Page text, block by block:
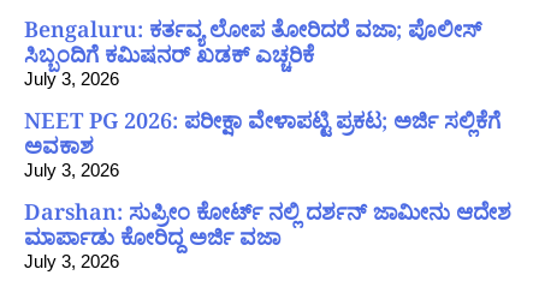
Bengaluru: ಕರ್ತವ್ಯ ಲೋಪ ತೋರಿದರೆ ವಜಾ; ಪೊಲೀಸ್
ಸಿಬ್ಬಂದಿಗೆ ಕಮಿಷನರ್ ಖಡಕ್ ಎಚ್ಚರಿಕೆ
July 3, 2026
NEET PG 2026: ಪರೀಕ್ಷಾ ವೇಳಾಪಟ್ಟಿ ಪ್ರಕಟ; ಅರ್ಜಿ ಸಲ್ಲಿಕೆಗೆ
ಅವಕಾಶ
July 3, 2026
Darshan: ಸುಪ್ರೀಂ ಕೋರ್ಟ್ ನಲ್ಲಿ ದರ್ಶನ್ ಜಾಮೀನು ಆದೇಶ
ಮಾರ್ಪಾಡು ಕೋರಿದ್ದ ಅರ್ಜಿ ವಜಾ
July 3, 2026